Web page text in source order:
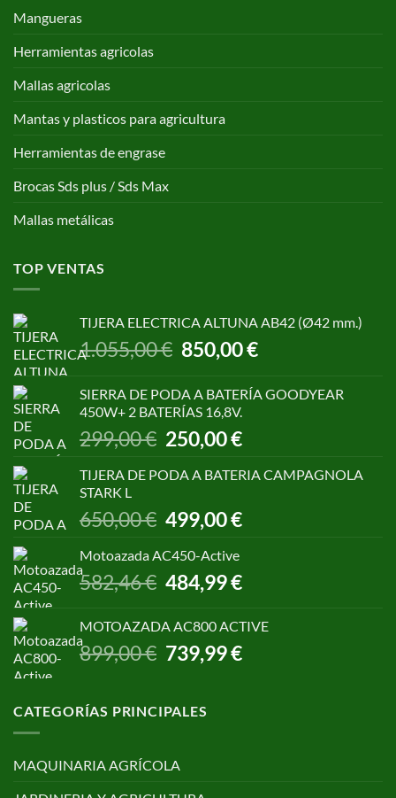
Mangueras
Herramientas agricolas
Mallas agricolas
Mantas y plasticos para agricultura
Herramientas de engrase
Brocas Sds plus / Sds Max
Mallas metálicas
TOP VENTAS
TIJERA ELECTRICA ALTUNA AB42 (Ø42 mm.)
1.055,00€ El
precio
era:
1.055,00 €.
850,00€El
es:
SIERRA DE PODA A BATERÍA GOODYEAR
450W+ 2 BATERÍAS 16,8V.
299,00€ El
precio
original
299,00 €.
250,00€El
actual
250,00 €.
TIJERA DE PODA A BATERIA CAMPAGNOLA
STARK L
650,00€
El
precio
original
650,00 €.
499,00€El
499,00 €.
Motoazada AC450-Active
582,46€
El
precio
era:
582,46 €.
484,99€El
es:
484,99 €.
MOTOAZADA AC800 ACTIVE
899,00€ El
precio
era:
739,99€El
CATEGORÍAS PRINCIPALES
MAQUINARIA AGRÍCOLA